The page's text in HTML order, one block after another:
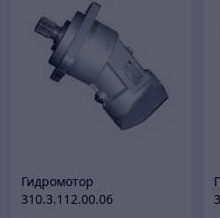
Гидромотор
310.3.112.00.06